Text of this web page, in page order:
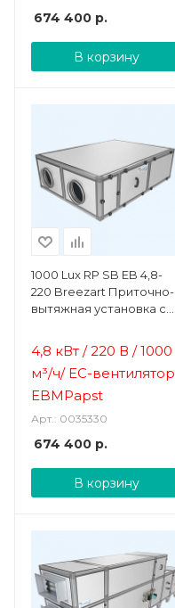
674 400 р.
В корзину
1000 Lux RP SB EB 4,8-
220 Breezart Приточно-
вытяжная установка с
рекуператором
4,8 кВт / 220 В / 1000
м³/ч/ ЕС-вентилятор
EBMPapst
Арт.: 0035330
674 400 р.
В корзину